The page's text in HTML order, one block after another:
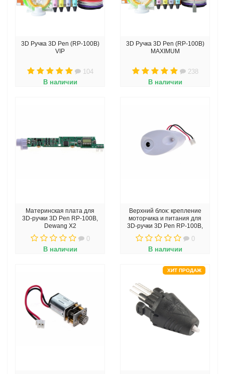
3D Ручка 3D Pen (RP-100B)
VIP
104
В наличии
3D Ручка 3D Pen (RP-100B)
MAXIMUM
238
В наличии
Материнская плата для
3D-ручки 3D Pen RP-100B,
Dewang X2
0
В наличии
Верхний блок: крепление
моторчика и питания для
3D-ручки 3D Pen RP-100B,
Dewang X2
0
В наличии
ХИТ ПРОДАЖ